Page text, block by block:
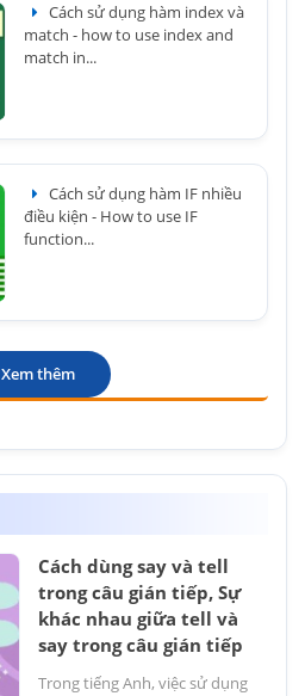
Cách sử dụng hàm index và
match - how to use index and
match in...
Cách sử dụng hàm IF nhiều
điều kiện - How to use IF
function...
Xem thêm
Cách dùng say và tell
trong câu gián tiếp, Sự
khác nhau giữa tell và
say trong câu gián tiếp
Trong tiếng Anh, việc sử dụng